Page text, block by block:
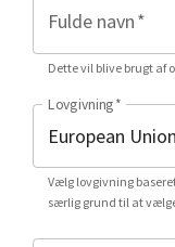
Fulde navn*
Dette vil blive brugt af
Lovgivning*
Vælg lovgivning
særlig grund til at